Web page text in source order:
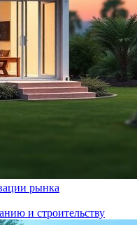
рынка
и строительству